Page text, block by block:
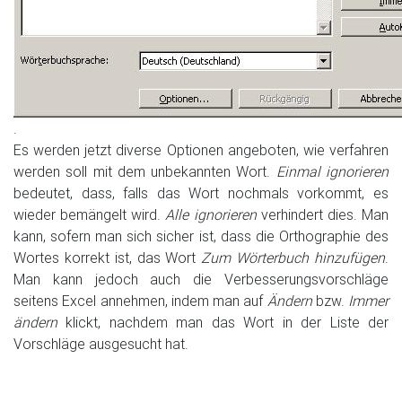
.
Es werden jetzt diverse Optionen angeboten, wie verfahren
werden soll mit dem unbekannten Wort. Einmal ignorieren
bedeutet, dass, falls das Wort nochmals vorkommt, es
wieder bemängelt wird.Alle ignorierenverhindert dies. Man
kann, sofern man sich sicher ist, dass die Orthographie des
Wortes korrekt ist, das WortZum Wörterbuch hinzufügen.
Man kann jedoch auch die Verbesserungsvorschläge
seitens Excel annehmen, indem man auf Ändernbzw. Immer
ändernklickt, nachdem man das Wort in der Liste der
Vorschläge ausgesucht hat.